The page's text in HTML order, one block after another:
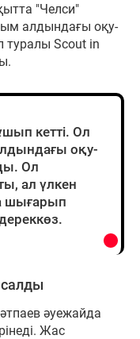
"Челси"
алдындағы оқу-
Scout in
кетті. Ол
оқу-
Ол
ал үлкен
шығарып
әуежайда
Жас